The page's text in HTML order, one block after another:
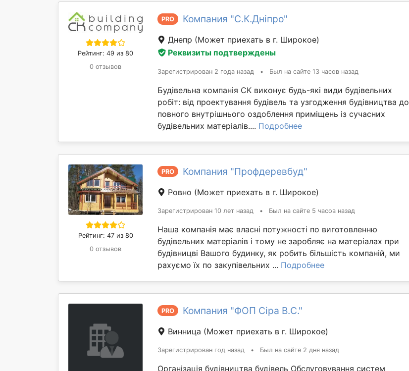
Рейтинг: 49 из 80
0 отзывов
PRO Компания "С.К.Дніпро"
Днепр (Может приехать в г. Широкое)
Реквизиты подтверждены
Зарегистрирован 2 года назад • Был на сайте 13 часов назад
Будівельна компанія СК виконує будь-які види будівельних
робіт: від проектування будівель та узгодження будівництва до
повного внутрішнього оздоблення приміщень із сучасних
будівельних матеріалів.... Подробнее
Рейтинг: 47 из 80
0 отзывов
PRO Компания "Профдеревбуд"
Ровно (Может приехать в г. Широкое)
Зарегистрирован 10 лет назад • Был на сайте 5 часов назад
Наша компанія має власні потужності по виготовленню
будівельних матеріалів і тому не заробляє на матеріалах при
будівницві Вашого будинку, як робить більшість компаній, ми
рахуємо їх по закупівельних ... Подробнее
PRO Компания "ФОП Сіра В.С."
Винница (Может приехать в г. Широкое)
Зарегистрирован год назад • Был на сайте 2 дня назад
Організація будівництва будівель Обслуговування систем